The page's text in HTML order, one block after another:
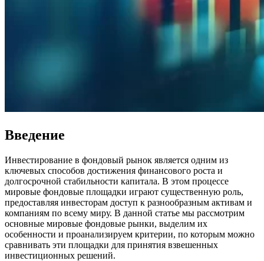
Введение
Инвестирование в фондовый рынок является одним из
ключевых способов достижения финансового роста и
долгосрочной стабильности капитала. В этом процессе
мировые фондовые площадки играют существенную роль,
предоставляя инвесторам доступ к разнообразным активам и
компаниям по всему миру. В данной статье мы рассмотрим
основные мировые фондовые рынки, выделим их
особенности и проанализируем критерии, по которым можно
сравнивать эти площадки для принятия взвешенных
инвестиционных решений.